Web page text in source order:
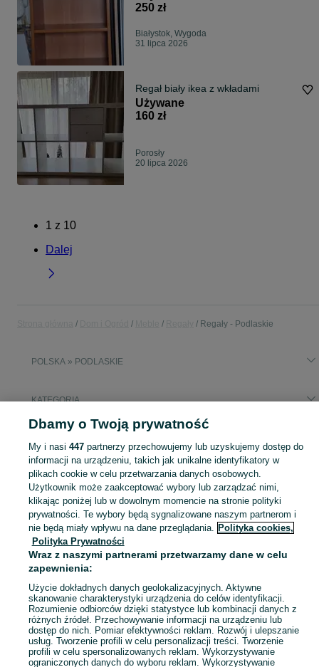
250 zł
Białystok, Wygoda
31 lipca 2026
Regał biały ikea z wkładami
Używane
160 zł
Porosły
20 lipca 2026
1 z 10
Dalej
Regały - Podlaskie
POLSKA » PODLASKIE
KATEGORIA
Popularne wyszukiwania
regał biały regał regał na książki ikea lack
Sprzedaż regałów Podlaskie ▶️ Szeroki wybór kształtów, kolorów i materiałów ✅ Nowe i używane w atrakcyjnych cenach ☝ Sprawdź oferty na OLX.pl! Zobacz
Mapa kategorii
Mapa miejscowości
Mapa ministron
Popularne wyszukiwania
Dbamy o Twoją prywatność
My i nasi 447partnerzy przechowujemy lub uzyskujemy dostęp do
informacji na urządzeniu, takich jak unikalne identyfikatory w
plikach cookie w celu przetwarzania danych osobowych.
Użytkownik może zaakceptować wybory lub zarządzać nimi,
klikając poniżej lub w dowolnym momencie na stronie polityki
prywatności. Te wybory będą sygnalizowane naszym partnerom i
nie będą miały wpływu na dane przeglądania. Polityka cookies,
Polityka Prywatności
Wraz z naszymi partnerami przetwarzamy dane w celu
zapewnienia:
Użycie dokładnych danych geolokalizacyjnych. Aktywne
skanowanie charakterystyki urządzenia do celów identyfikacji.
Rozumienie odbiorców dzięki statystyce lub kombinacji danych z
różnych źródeł. Przechowywanie informacji na urządzeniu lub
dostęp do nich. Pomiar efektywności reklam. Rozwój i ulepszanie
usług. Tworzenie profili w celu personalizacji treści. Tworzenie
profili w celu spersonalizowanych reklam. Wykorzystywanie
ograniczonych danych do wyboru reklam. Wykorzystywanie